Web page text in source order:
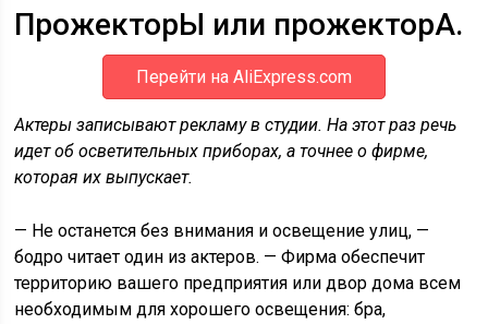
ПрожекторЫ или прожекторА.
Перейти на AliExpress.com
Актеры записывают рекламу в студии. На этот раз речь
идет об осветительных приборах, а точнее о фирме,
которая их выпускает.
— Не останется без внимания и освещение улиц, —
бодро читает один из актеров. — Фирма обеспечит
территорию вашего предприятия или двор дома всем
необходимым для хорошего освещения: бра,